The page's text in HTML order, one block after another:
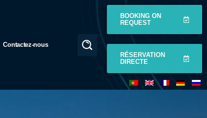
Contactez-nous
BOOKING ON
REQUEST
RÉSERVATION
DIRECTE